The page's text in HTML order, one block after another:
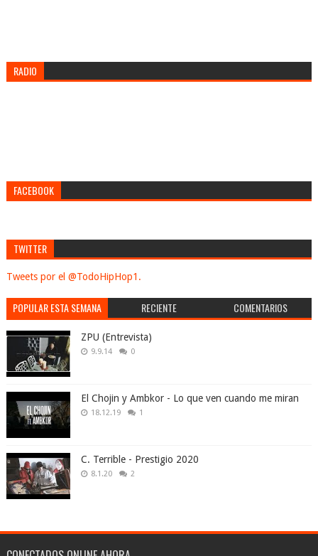
RADIO
FACEBOOK
TWITTER
Tweets por el @TodoHipHop1.
POPULAR ESTA SEMANA RECIENTE COMENTARIOS
ZPU (Entrevista)
9.9.14 0
El Chojin y Ambkor - Lo que ven cuando me miran
18.12.19 1
C. Terrible - Prestigio 2020
8.1.20 2